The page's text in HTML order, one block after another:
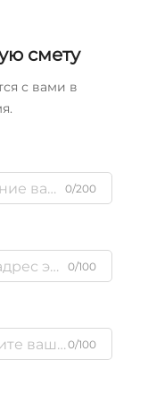
смету
с вами в
0/200
0/100
0/100